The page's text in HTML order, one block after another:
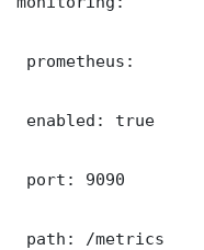
prometheus:
enabled: true
port: 9090
path: /metrics